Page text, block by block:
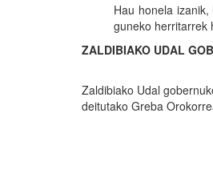
Hau honela izanik,
guneko herritarrek
ZALDIBIAKO UDAL
Zaldibiako Udal
deitutako Greba